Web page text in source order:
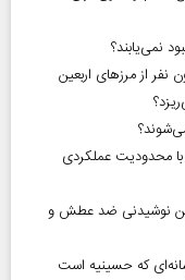
نمی‌یابند؟
از ۱۰.۵ میلیون نفر با محدودیت عملکردی
نوشیدنی ضد عطش و
که حسینیه است